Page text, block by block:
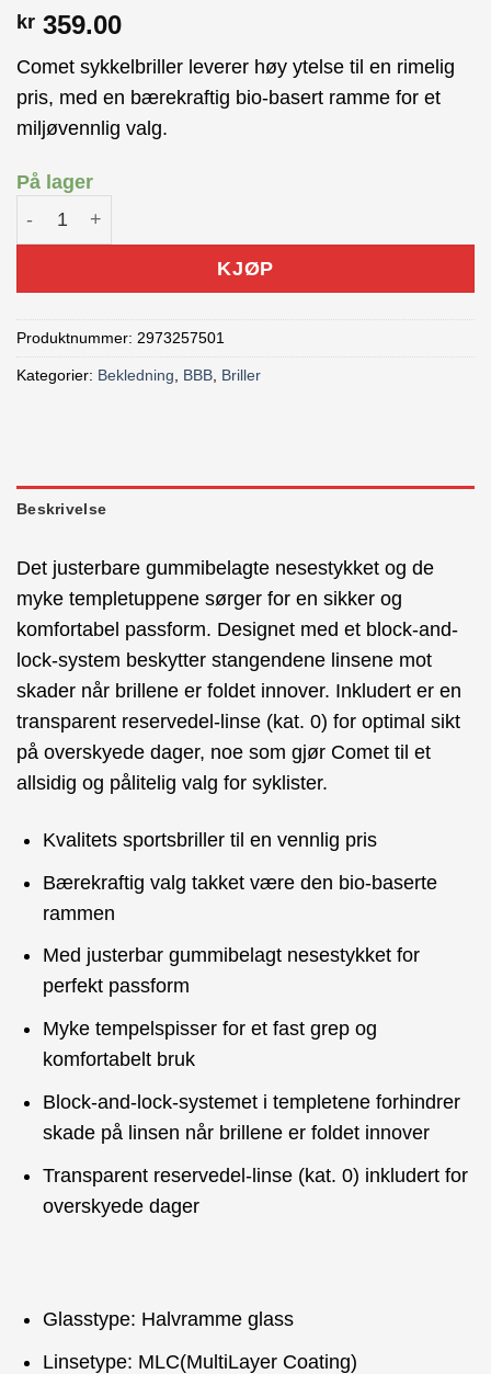
kr 359.00
Comet sykkelbriller leverer høy ytelse til en rimelig
pris, med en bærekraftig bio-basert ramme for et
miljøvennlig valg.
På lager
BBB Comet BSG-75 Brille antall
KJØP
Produktnummer: 2973257501
Kategorier: Bekledning BBB Briller
Beskrivelse
Det justerbare gummibelagte nesestykket og de
myke templetuppene sørger for en sikker og
komfortabel passform. Designet med et block-and-
lock-system beskytter stangendene linsene mot
skader når brillene er foldet innover. Inkludert er en
transparent reservedel-linse (kat. 0) for optimal sikt
på overskyede dager, noe som gjør Comet til et
allsidig og pålitelig valg for syklister.
Kvalitets sportsbriller til en vennlig pris
Bærekraftig valg takket være den bio-baserte
rammen
Med justerbar gummibelagt nesestykket for
perfekt passform
Myke tempelspisser for et fast grep og
komfortabelt bruk
Block-and-lock-systemet i templetene forhindrer
skade på linsen når brillene er foldet innover
Transparent reservedel-linse (kat. 0) inkludert for
overskyede dager
Glasstype: Halvramme glass
Linsetype: MLC(MultiLayer Coating)